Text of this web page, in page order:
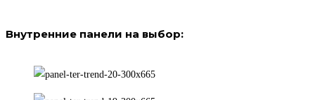
Внутренние панели на выбор: